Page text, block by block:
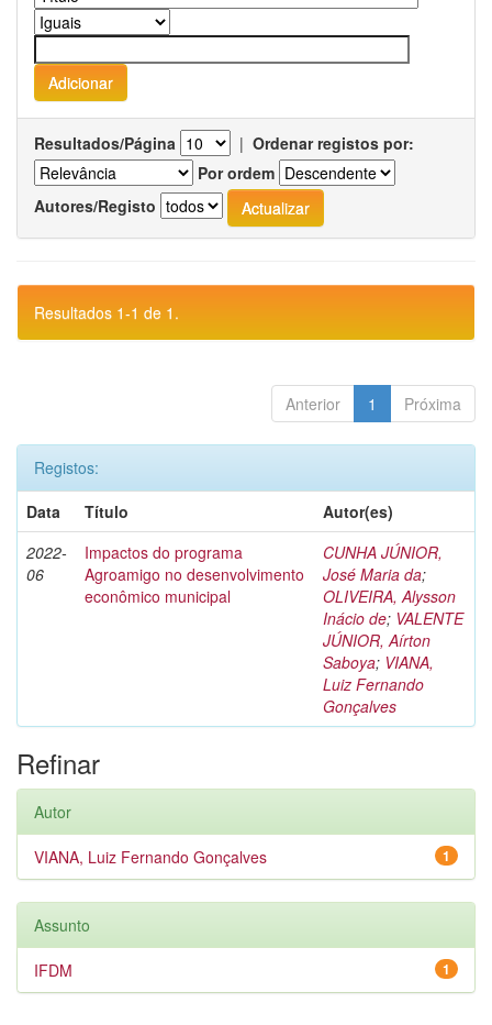
Resultados/Página | Ordenar registos por:
Por ordem
Autores/Registo
Resultados 1-1 de 1.
Anterior 1 Próxima
Registos:
Data
Título
Autor(es)
2022-
06
Impactos do programa
Agroamigo no desenvolvimento
econômico municipal
CUNHA JÚNIOR,
José Maria da;
OLIVEIRA, Alysson
Inácio de; VALENTE
JÚNIOR, Aírton
Saboya; VIANA,
Luiz Fernando
Gonçalves
Refinar
Autor
1
VIANA, Luiz Fernando Gonçalves
Assunto
1
IFDM